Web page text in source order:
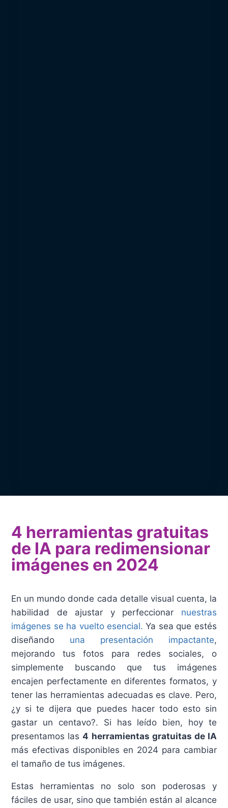
4 herramientas gratuitas
de IA para redimensionar
imágenes en 2024
En un mundo donde cada detalle visual cuenta, la
habilidad de ajustar y perfeccionar nuestras
imágenes se ha vuelto esencial.Ya sea que estés
diseñando una presentación impactante,
mejorando tus fotos para redes sociales, o
simplemente buscando que tus imágenes
encajen perfectamente en diferentes formatos, y
tener las herramientas adecuadas es clave. Pero,
¿y si te dijera que puedes hacer todo esto sin
gastar un centavo?. Si has leído bien, hoy te
presentamos las4 herramientas gratuitas de IA
más efectivas disponibles en 2024 para cambiar
el tamaño de tus imágenes.
Estas herramientas no solo son poderosas y
fáciles de usar, sino que también están al alcance